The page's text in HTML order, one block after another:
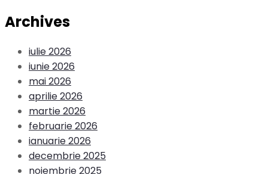
Archives
iulie 2026
iunie 2026
mai 2026
aprilie 2026
martie 2026
februarie 2026
ianuarie 2026
decembrie 2025
noiembrie 2025